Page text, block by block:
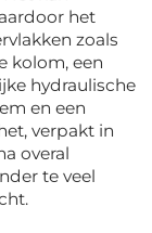
het
zoals
kolom, een
hydraulische
en een
verpakt in
overal
te veel